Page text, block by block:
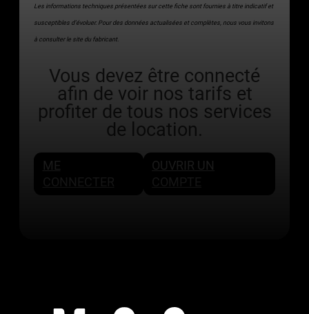
Les informations techniques présentées sur cette fiche sont fournies à titre indicatif et
susceptibles d’évoluer. Pour des données actualisées et complètes, nous vous invitons
à consulter le site du fabricant.
Vous devez être connecté
afin de voir nos tarifs et
profiter de tous nos services
de location.
ME
OUVRIR UN